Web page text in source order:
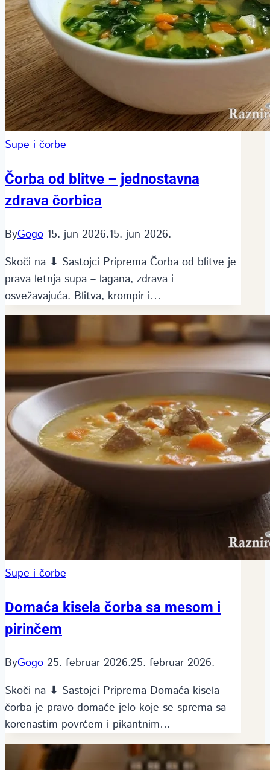
Supe i čorbe
Čorba od blitve – jednostavna
zdrava čorbica
ByGogo 15. jun 2026.15. jun 2026.
Skoči na ⬇ Sastojci Priprema Čorba od blitve je
prava letnja supa – lagana, zdrava i
osvežavajuća. Blitva, krompir i…
Supe i čorbe
Domaća kisela čorba sa mesom i
pirinčem
ByGogo 25. februar 2026.25. februar 2026.
Skoči na ⬇ Sastojci Priprema Domaća kisela
čorba je pravo domaće jelo koje se sprema sa
korenastim povrćem i pikantnim…